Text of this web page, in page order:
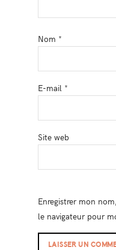
Nom *
E-mail *
Site web
Enregistrer mon
le navigateur pour